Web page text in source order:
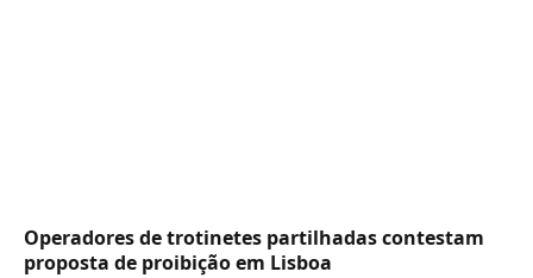
Operadores de trotinetes partilhadas contestam
proposta de proibição em Lisboa